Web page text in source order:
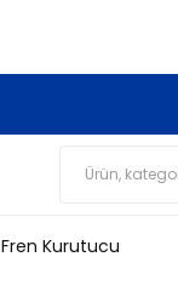
Fren Kurutucu